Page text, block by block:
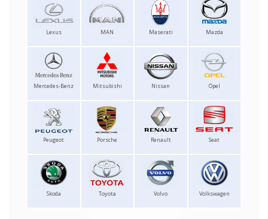
Lexus MAN Maserati Mazda
Mercedes-Benz Mitsubishi Nissan Opel
Peugeot Porsche Renault Seat
Skoda Toyota Volvo Volkswagen